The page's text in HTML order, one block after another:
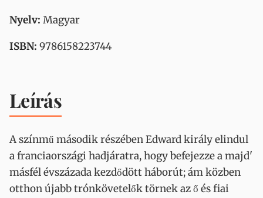
Nyelv: Magyar
ISBN: 9786158223744
Leírás
A színmű második részében Edward király elindul
a franciaországi hadjáratra, hogy befejezze a majd'
másfél évszázada kezdődött háborút; ám közben
otthon újabb trónkövetelők törnek az ő és fiai